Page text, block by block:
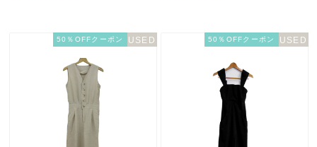
50％OFFクーポン 50％OFFクーポン